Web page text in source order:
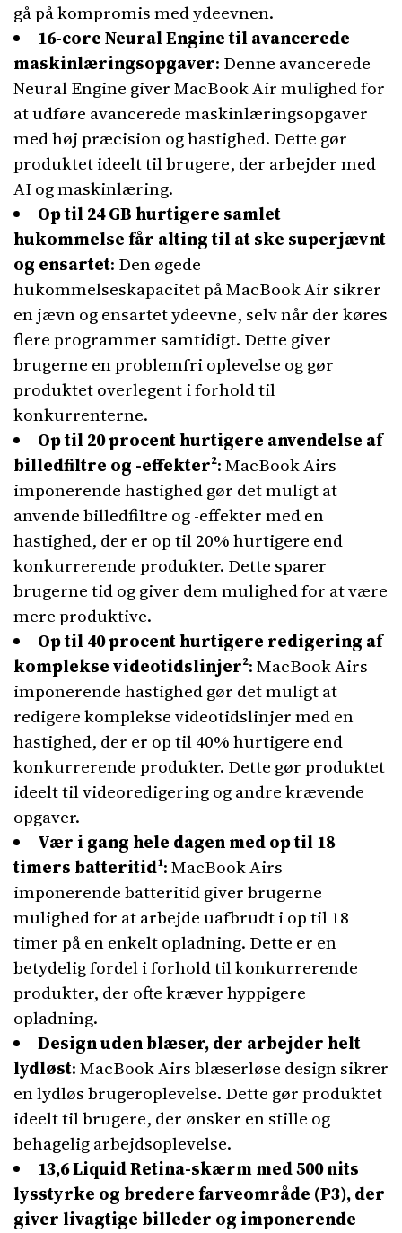
gå på kompromis med ydeevnen.
16-core Neural Engine til avancerede
maskinlæringsopgaver: Denne avancerede
Neural Engine giver MacBook Air mulighed for
at udføre avancerede maskinlæringsopgaver
med høj præcision og hastighed. Dette gør
produktet ideelt til brugere, der arbejder med
AI og maskinlæring.
Op til 24 GB hurtigere samlet
hukommelse får alting til at ske superjævnt
og ensartet: Den øgede
hukommelseskapacitet på MacBook Air sikrer
en jævn og ensartet ydeevne, selv når der køres
flere programmer samtidigt. Dette giver
brugerne en problemfri oplevelse og gør
produktet overlegent i forhold til
konkurrenterne.
Op til 20 procent hurtigere anvendelse af
billedfiltre og -effekter²: MacBook Airs
imponerende hastighed gør det muligt at
anvende billedfiltre og -effekter med en
hastighed, der er op til 20% hurtigere end
konkurrerende produkter. Dette sparer
brugerne tid og giver dem mulighed for at være
mere produktive.
Op til 40 procent hurtigere redigering af
komplekse videotidslinjer²: MacBook Airs
imponerende hastighed gør det muligt at
redigere komplekse videotidslinjer med en
hastighed, der er op til 40% hurtigere end
konkurrerende produkter. Dette gør produktet
ideelt til videoredigering og andre krævende
opgaver.
Vær i gang hele dagen med op til 18
timers batteritid¹: MacBook Airs
imponerende batteritid giver brugerne
mulighed for at arbejde uafbrudt i op til 18
timer på en enkelt opladning. Dette er en
betydelig fordel i forhold til konkurrerende
produkter, der ofte kræver hyppigere
opladning.
Design uden blæser, der arbejder helt
lydløst: MacBook Airs blæserløse design sikrer
en lydløs brugeroplevelse. Dette gør produktet
ideelt til brugere, der ønsker en stille og
behagelig arbejdsoplevelse.
13,6 Liquid Retina-skærm med 500 nits
lysstyrke og bredere farveområde (P3), der
giver livagtige billeder og imponerende